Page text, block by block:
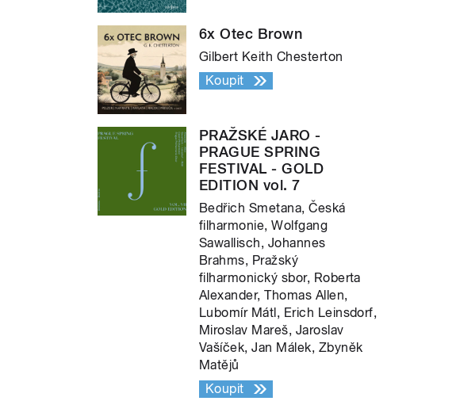
6x Otec Brown
Gilbert Keith Chesterton
Koupit
PRAŽSKÉ JARO -
PRAGUE SPRING
FESTIVAL - GOLD
EDITION vol. 7
Bedřich Smetana, Česká
filharmonie, Wolfgang
Sawallisch, Johannes
Brahms, Pražský
filharmonický sbor, Roberta
Alexander, Thomas Allen,
Lubomír Mátl, Erich Leinsdorf,
Miroslav Mareš, Jaroslav
Vašíček, Jan Málek, Zbyněk
Matějů
Koupit